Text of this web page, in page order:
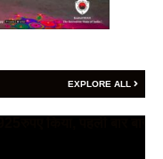
EXPLORE ALL